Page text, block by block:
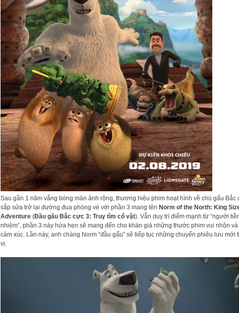
Sau gần 1 năm vắng bóng màn ảnh rộng, thương hiệu phim hoạt hình về chú gấu Bắc
sắp sửa trở lại đường đua phòng vé với phần 3 mang tên Norm of the North: King
Adventure(Đầu gấu Bắc cực 3: Truy tìm cổ vật). Vẫn duy trì điểm mạnh từ “người
nhiệm”, phần 3 này hứa hẹn sẽ mang đến cho khán giả những thước phim vui nhộn và
cảm xúc. Lần này, anh chàng Norm “đầu gấu” sẽ tiếp tục những chuyến phiêu lưu mới
vị.